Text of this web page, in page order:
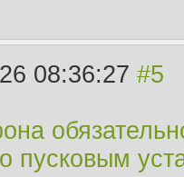
08:36:27
пусковым